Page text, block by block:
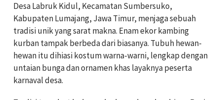
Desa Labruk Kidul, Kecamatan Sumbersuko,
Kabupaten Lumajang, Jawa Timur, menjaga sebuah
tradisi unik yang sarat makna. Enam ekor kambing
kurban tampak berbeda dari biasanya. Tubuh hewan-
hewan itu dihiasi kostum warna-warni, lengkap dengan
untaian bunga dan ornamen khas layaknya peserta
karnaval desa.